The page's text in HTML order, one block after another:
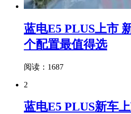
蓝电E5 PLUS上市
个配置最值得选
阅读：1687
2
蓝电E5 PLUS新车